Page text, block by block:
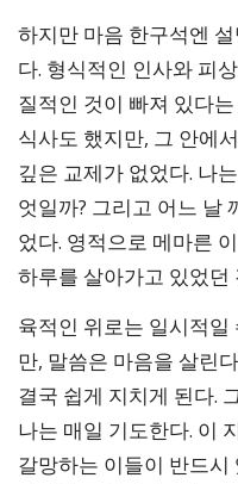
하지만 마음 한구석엔
다. 형식적인 인사와 피
질적인 것이 빠져 있다
식사도 했지만, 그 안에
깊은 교제가 없었다. 나
엇일까? 그리고 어느 날
었다. 영적으로 메마른
하루를 살아가고 있었던
육적인 위로는 일시적일
만, 말씀은 마음을 살린
결국 쉽게 지치게 된다.
나는 매일 기도한다. 이
갈망하는 이들이 반드시